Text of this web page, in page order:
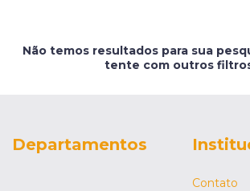
Não temos resultados para sua
tente com outros
Departamentos
Contato